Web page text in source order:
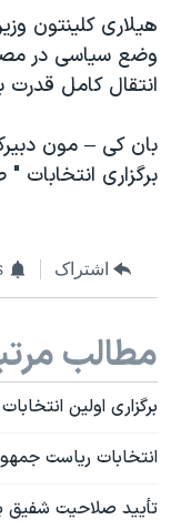
هیلاری کلینتون
وضع سیاسی در مصر
انتقال کامل قدرت
بان کی – مون
برگزاری انتخابات
اشتراک
مطالب
برگزاری اولین
انتخابات ریاست
تأیید صلاحیت شفیق